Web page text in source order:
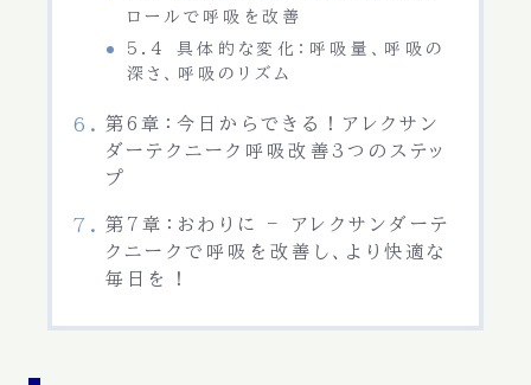
ロールで呼吸を改善
5.4 具体的な変化：呼吸量、呼吸の
深さ、呼吸のリズム
第6章：今日からできる！アレクサン
ダーテクニーク呼吸改善3つのステッ
プ
第7章：おわりに – アレクサンダーテ
クニークで呼吸を改善し、より快適な
毎日を！